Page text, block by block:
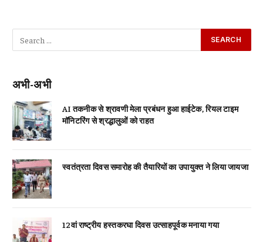
अभी-अभी
AI तकनीक से श्रावणी मेला प्रबंधन हुआ हाईटेक, रियल टाइम
मॉनिटरिंग से श्रद्धालुओं को राहत
स्वतंत्रता दिवस समारोह की तैयारियों का उपायुक्त ने लिया जायजा
12वां राष्ट्रीय हस्तकरघा दिवस उत्साहपूर्वक मनाया गया